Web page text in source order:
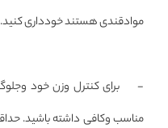
موادقندی هستند خودداری کنید.
- برای کنترل وزن خود